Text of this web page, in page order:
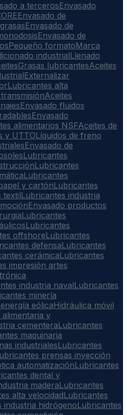
a tercerosEnvasado
Envasado de
Envasado de
Envasado de
Pequeño formatoMarca
industrialLlenado
Grasas lubricantesAceites
Externalizar
Lubricantes alta
Aceites
Envasado fluidos
Envasado
alimentarios NSFAceites de
y UTTOLíquidos de freno
Envasado de
Lubricantes
Lubricantes
Lubricantes
y cartónLubricantes
textilLubricantes industria
Envasado productos
Lubricantes
Lubricantes
offshoreLubricantes
defensaLubricantes
cerámicaLubricantes
impresión artes
industria navalLubricantes
minería
eólicaHidráulica móvil
y
cementeraLubricantes
maquinaria
industrialesLubricantes
prensas inyección
automatizaciónLubricantes
dental y
maderaLubricantes
alta velocidadLubricantes
industria hidrógenoLubricantes